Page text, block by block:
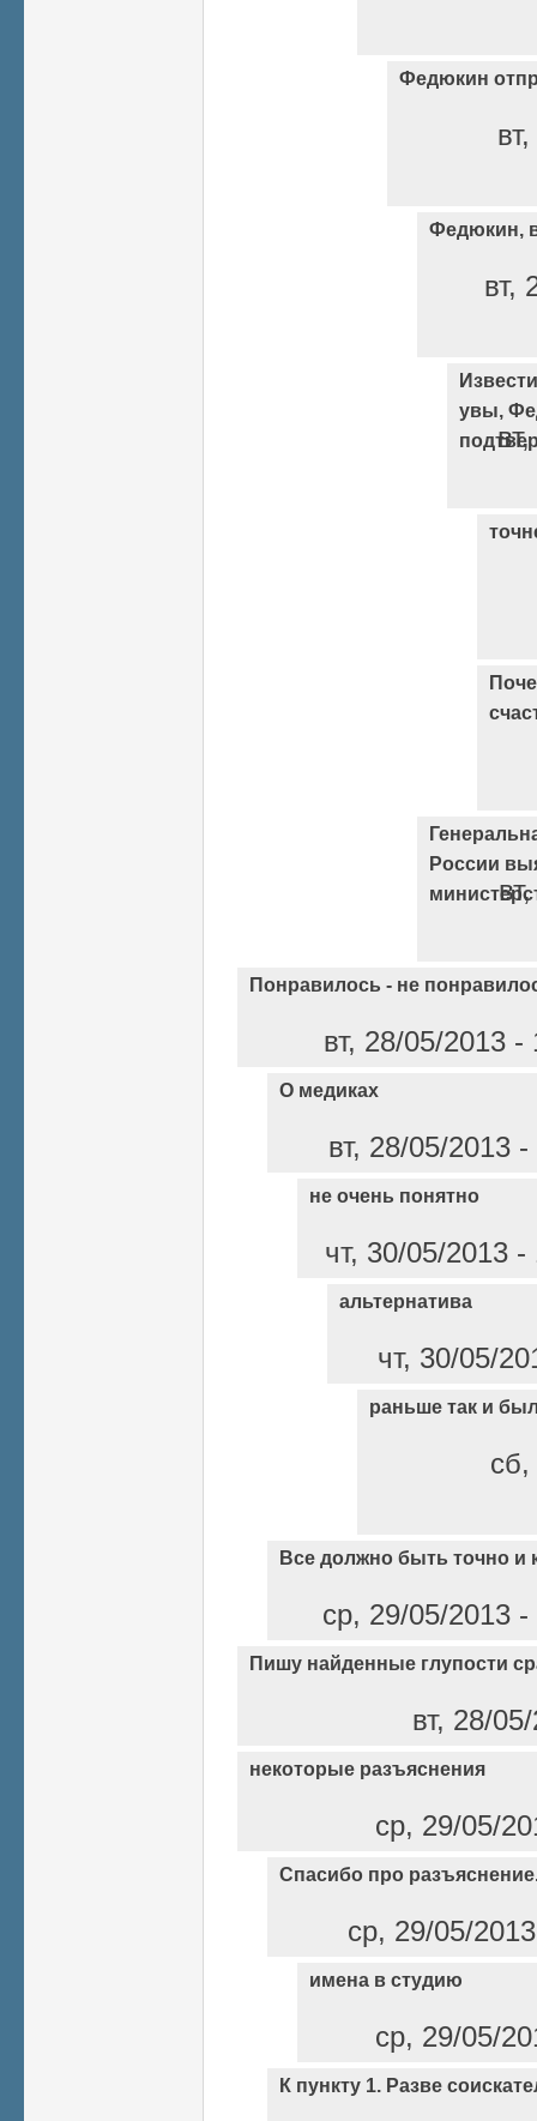
Федюкин
Федюкин,
вт,
увы,
России
Понравилось - не
вт, 28/05/2013
О медиках
вт, 28/05/2013
не очень понятно
чт, 30/05/2013
альтернатива
чт, 30/05/
раньше так и
Все должно быть точно и
ср, 29/05/2013
Пишу найденные глупости
вт, 28/
некоторые разъяснения
ср, 29/05/
Спасибо про
ср, 29/05/
имена в студию
ср, 29/05/
К пункту 1. Разве